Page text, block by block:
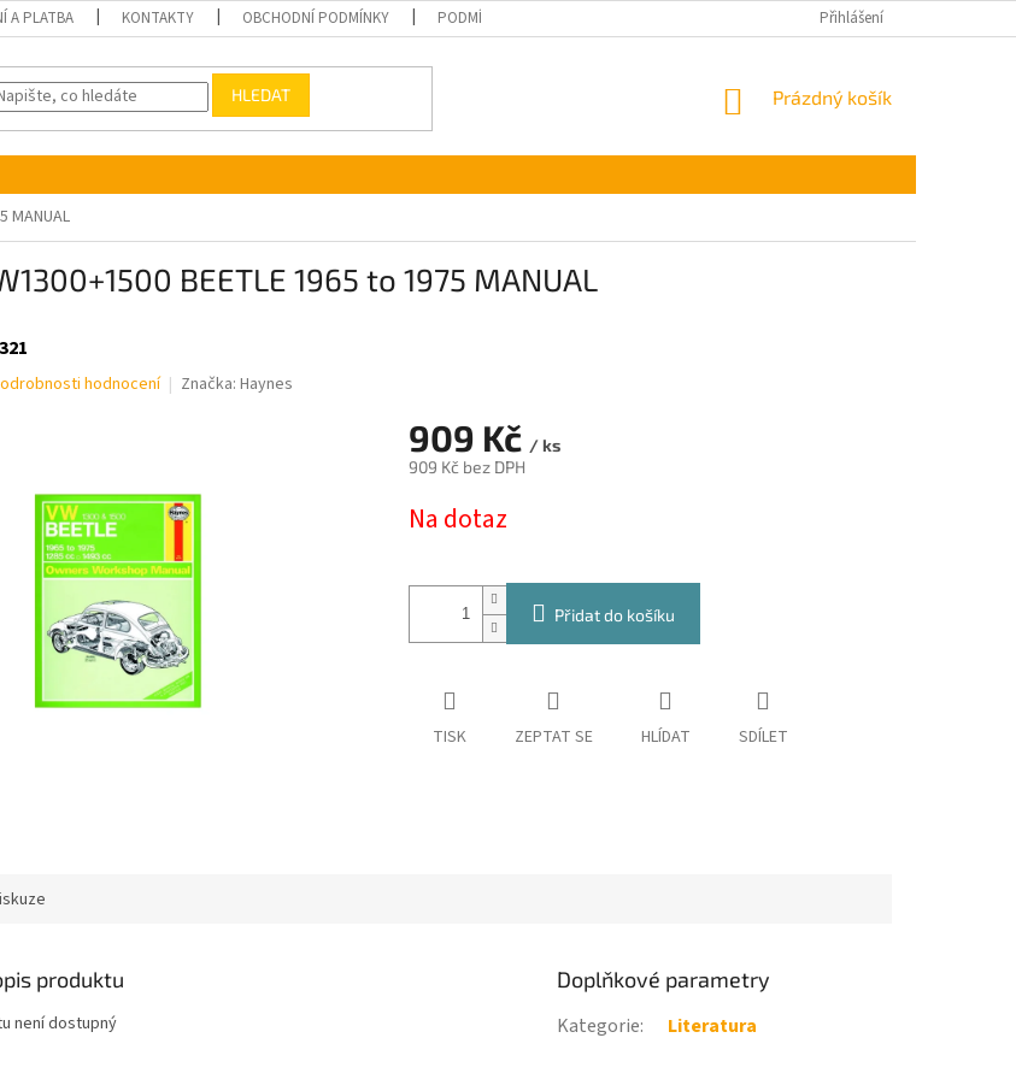
A PLATBA KONTAKTY OBCHODNÍ PODMÍNKY PODMÍNKY OCHRANY OSOBNÍCH ÚDAJŮ Přihlášení
HLEDAT
NÁKUPNÍ
Prázdný košík
MANUAL
BEETLE 1965 to 1975 MANUAL
hodnocení Značka: Haynes
909 Kč / ks
909 Kč bez DPH
cena:
Na dotaz
Přidat do košíku
TISK ZEPTAT SE HLÍDAT SDÍLET
produktu
není dostupný
Doplňkové parametry
Kategorie: Literatura